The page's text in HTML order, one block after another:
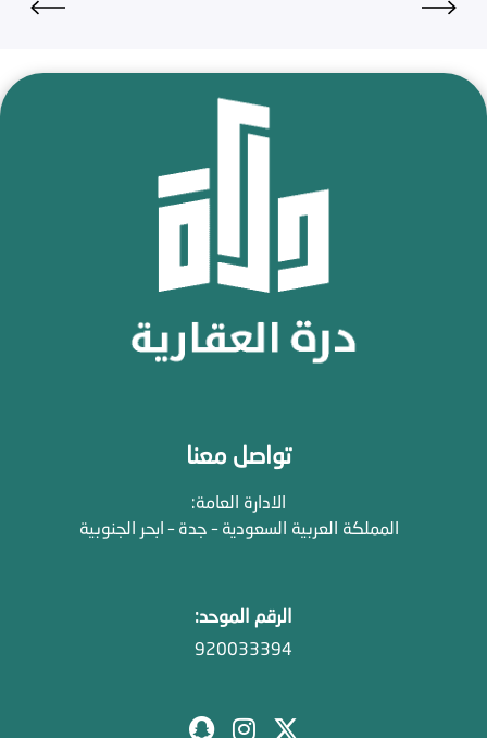
تواصل معنا
الادارة العامة:
المملكة العربية السعودية – جدة – ابحر الجنوبية
الرقم الموحد:
920033394